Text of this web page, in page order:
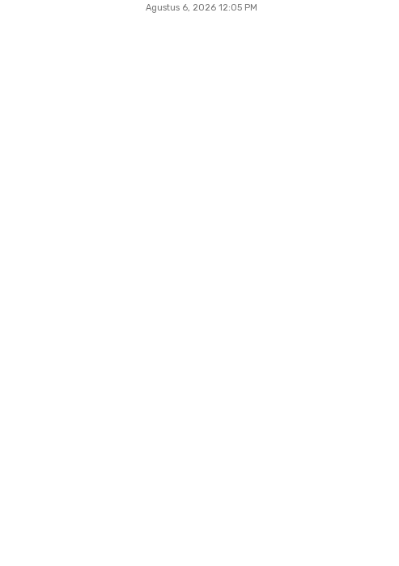
Agustus 6, 2026 12:05 PM